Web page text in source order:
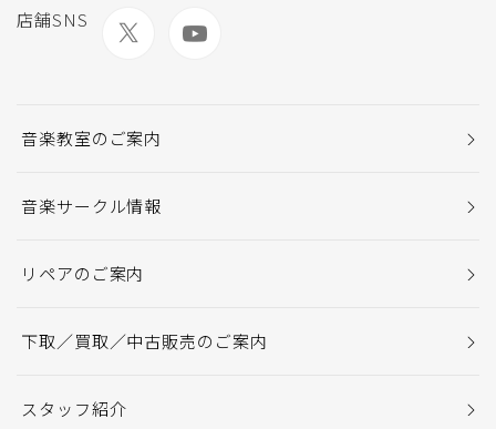
店舗SNS
音楽教室のご案内
音楽サークル情報
リペアのご案内
下取／買取／中古販売のご案内
スタッフ紹介